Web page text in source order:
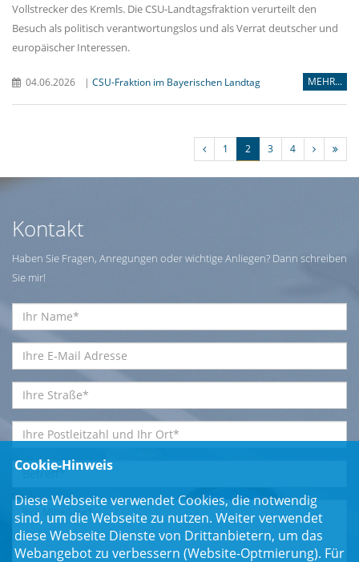
Vollstrecker des Kremls. Die CSU-Landtagsfraktion verurteilt den
Besuch als politisch verantwortungslos und als Verrat deutscher und
europäischer Interessen.
04.06.2026 | CSU-Fraktion im Bayerischen Landtag MEHR...
1 2 3 4
Kontakt
Haben Sie Fragen, Anregungen oder wichtige Anliegen? Dann schreiben
Sie mir!
Cookie-Hinweis
Diese Webseite verwendet Cookies, die notwendig
sind, um die Webseite zu nutzen. Weiter verwendet
diese Webseite Dienste von Drittanbietern, um das
Webangebot zu verbessern (Website-Optmierung). Für